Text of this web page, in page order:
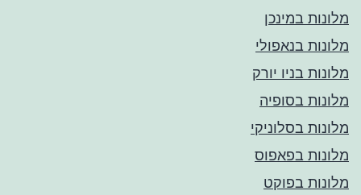
מלונות במינכן
מלונות בנאפולי
מלונות בניו יורק
מלונות בסופיה
מלונות בסלוניקי
מלונות בפאפוס
מלונות בפוקט